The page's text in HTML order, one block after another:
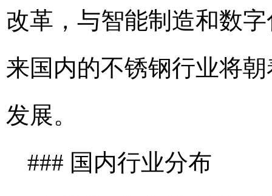
改革，与智能制造和数
来国内的不锈钢行业将
发展。
### 国内行业分布